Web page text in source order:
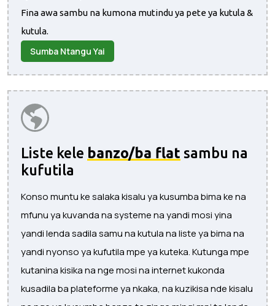
Fina awa sambu na kumona mutindu ya pete ya kutula &
kutula.
Sumba Ntangu Yai
Liste kele banzo/ba flat sambu na
kufutila
Konso muntu ke salaka kisalu ya kusumba bima ke na
mfunu ya kuvanda na systeme na yandi mosi yina
yandi lenda sadila samu na kutula na liste ya bima na
yandi nyonso ya kufutila mpe ya kuteka. Kutunga mpe
kutanina kisika na nge mosi na internet kukonda
kusadila ba plateforme ya nkaka, na kuzikisa nde kisalu